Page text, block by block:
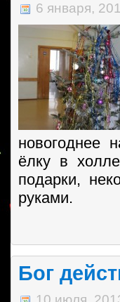
6 января,
новогоднее
ёлку в
подарки,
руками.
Бог